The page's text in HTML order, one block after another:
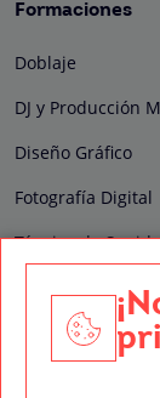
Formaciones
Doblaje
DJ y Producción
Diseño Gráfico
Fotografía Digital
Técnico de Sonido
Edición y
Nuestros